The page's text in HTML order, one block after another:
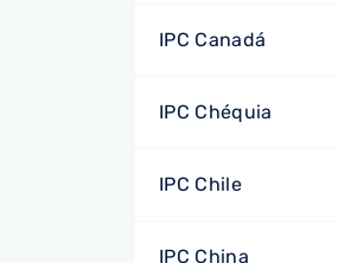
IPC Canadá
IPC Chéquia
IPC Chile
IPC China